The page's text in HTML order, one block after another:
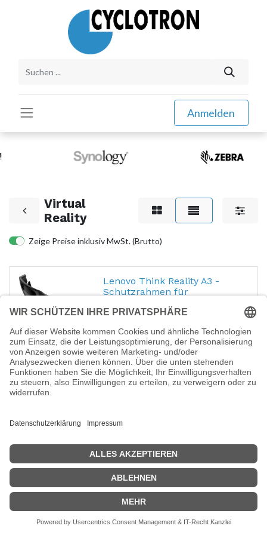
Anmelden
Virtual
Reality
Zeige Preise inklusiv MwSt. (Brutto)
Lenovo Think Reality A3 -
Schutzrahmen für
EAN:0196118166759
Lenovo Think Reality A3 - Schutzrahmen für
Datenbrillen (Smart Glasses)
77,34€
Lenovo Industrial Kit -
(Smart Glasses)
Hersteller-Nr.:21ANZ98S00
EAN:0195713534543
Lenovo - Industrial Kit - Zubehörkit für
Datenbrillen (Smart Glasses)
88,58